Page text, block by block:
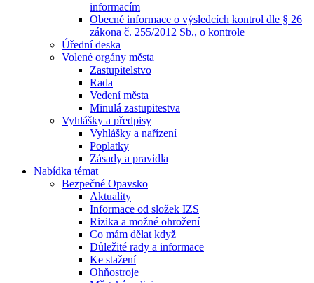
informacím
Obecné informace o výsledcích kontrol dle § 26
zákona č. 255/2012 Sb., o kontrole
Úřední deska
Volené orgány města
Zastupitelstvo
Rada
Vedení města
Minulá zastupitestva
Vyhlášky a předpisy
Vyhlášky a nařízení
Poplatky
Zásady a pravidla
Nabídka témat
Bezpečné Opavsko
Aktuality
Informace od složek IZS
Rizika a možné ohrožení
Co mám dělat když
Důležité rady a informace
Ke stažení
Ohňostroje